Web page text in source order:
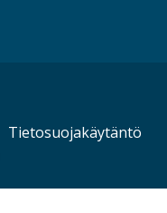
Tietosuojakäytäntö